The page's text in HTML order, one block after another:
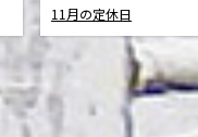
11月の定休日